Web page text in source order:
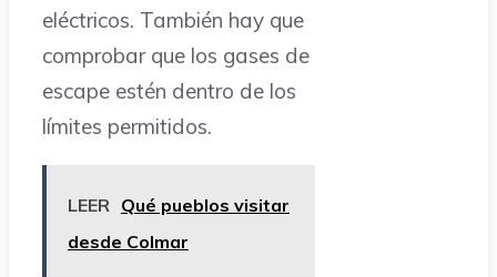
eléctricos. También hay que
comprobar que los gases de
escape estén dentro de los
límites permitidos.
LEER Qué pueblos visitar
desde Colmar